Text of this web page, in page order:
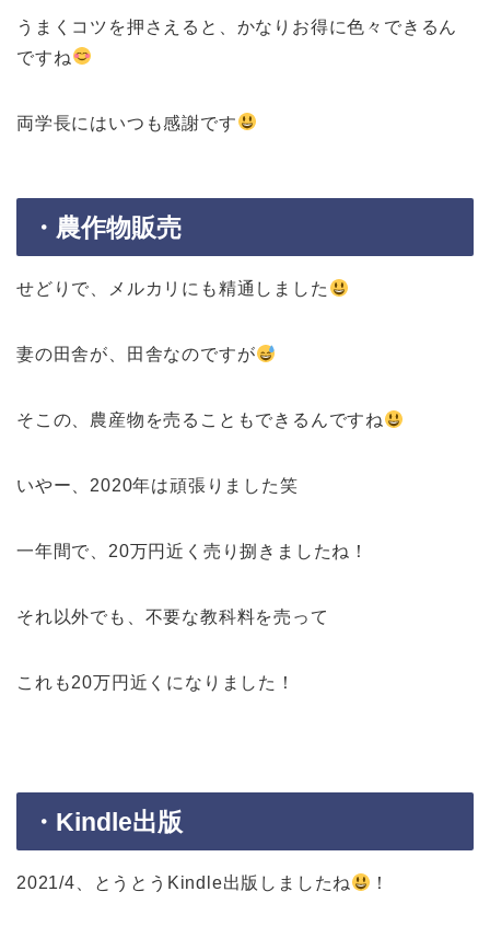
うまくコツを押さえると、かなりお得に色々できるん
ですね
両学長にはいつも感謝です
・農作物販売
せどりで、メルカリにも精通しました
妻の田舎が、田舎なのですが
そこの、農産物を売ることもできるんですね
いやー、2020年は頑張りました笑
一年間で、20万円近く売り捌きましたね！
それ以外でも、不要な教科料を売って
これも20万円近くになりました！
・Kindle出版
2021/4、とうとうKindle出版しましたね ！